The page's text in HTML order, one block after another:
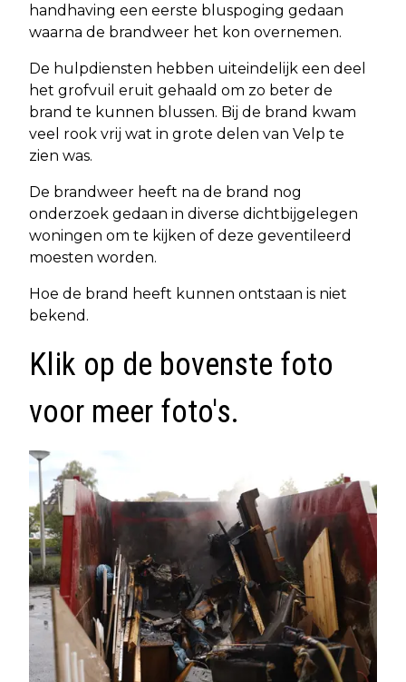
handhaving een eerste bluspoging gedaan
waarna de brandweer het kon overnemen.
De hulpdiensten hebben uiteindelijk een deel
het grofvuil eruit gehaald om zo beter de
brand te kunnen blussen. Bij de brand kwam
veel rook vrij wat in grote delen van Velp te
zien was.
De brandweer heeft na de brand nog
onderzoek gedaan in diverse dichtbijgelegen
woningen om te kijken of deze geventileerd
moesten worden.
Hoe de brand heeft kunnen ontstaan is niet
bekend.
Klik op de bovenste foto
voor meer foto's.